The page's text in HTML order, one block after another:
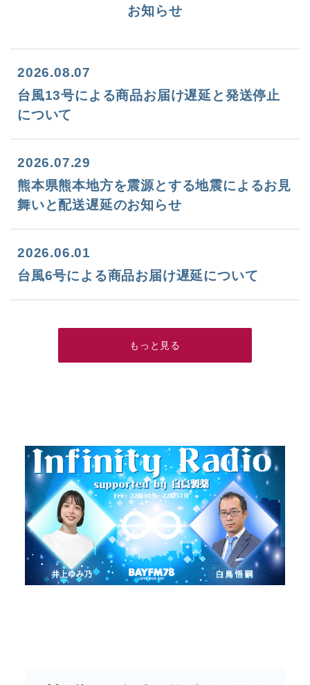
お知らせ
2026.08.07
台風13号による商品お届け遅延と発送停止
について
2026.07.29
熊本県熊本地方を震源とする地震によるお見
舞いと配送遅延のお知らせ
2026.06.01
台風6号による商品お届け遅延について
もっと見る